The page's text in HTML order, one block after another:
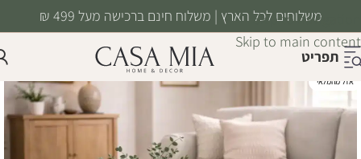
Skip to navigation
Skip to main content
משלוחים לכל הארץ | משלוח חינם ברכישה מעל 499 ₪
תפריט
אזל מהמלאי